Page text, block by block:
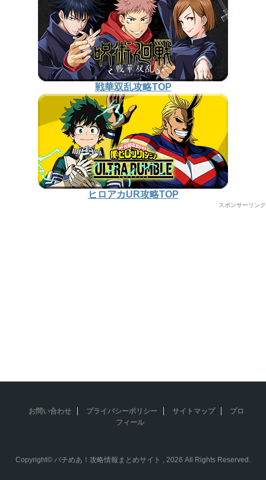
戦華双乱攻略TOP
ヒロアカUR攻略TOP
スポンサーリンク
お問い合わせ プライバシーポリシー サイトマップ
プロ
フィール
Copyright© パチめあ！攻略情報まとめサイト , 2026 All Rights Reserved.